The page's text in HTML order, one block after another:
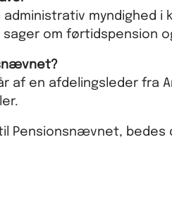
myndighed i
om førtidspension
af en afdelingsleder fra
Pensionsnævnet, bedes